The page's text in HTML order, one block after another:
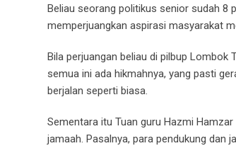
Beliau seorang politikus senior sudah 8
memperjuangkan aspirasi masyarakat
Bila perjuangan beliau di pilbup Lombok
semua ini ada hikmahnya, yang pasti
berjalan seperti biasa.
Sementara itu Tuan guru Hazmi
jamaah. Pasalnya, para pendukung dan